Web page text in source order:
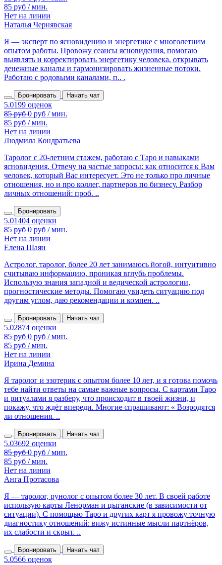
85 руб / мин.
Нет на линии
Наталья Чернявская
Я — эксперт по ясновидению и энергетике с многолетним
опытом работы. Провожу сеансы ясновидения, помогаю
выявлять и корректировать энергетику человека, открывать
денежные каналы и гармонизировать жизненные потоки.
Работаю с родовыми каналами, п.. .
Бронировать Начать чат
85 руб / мин.
Нет на линии
Людмила Кондратьева
Таролог с 20‑летним стажем, работаю с Таро и навыками
ясновидения. Отвечу на частые запросы: как относится к Вам
человек, который Вас интересует. Это не только про личные
отношения, но и про коллег, партнеров по бизнесу. Разбор
личных отношений: проб. ..
Бронировать
Нет на линии
Елена Шаян
Астролог, таролог, более 20 лет занимаюсь йогой, интуитивно
считываю информацию, проникая вглубь проблемы.
Использую знания западной и ведической астрологии,
прогностические методы. Помогаю увидеть ситуацию под
другим углом, даю рекомендации и компен. ..
Бронировать Начать чат
85 руб / мин.
Нет на линии
Ирина Демина
Я таролог и эзотерик с опытом более 10 лет, и я готова помочь
тебе найти ответы на самые важные вопросы. С картами Таро
и ритуалами я разберу, что происходит в твоей жизни, и
покажу, что ждёт впереди. Многие спрашивают: « Возродятся
ли отношения. ..
Бронировать Начать чат
85 руб / мин.
Нет на линии
Анга Протасова
Я — таролог, рунолог с опытом более 30 лет. В своей работе
использую карты Ленорман и цыганские (в зависимости от
ситуации). С помощью Таро и других карт я провожу точную
диагностику отношений: вижу истинные мысли партнёров,
их слабости и скрыт. ..
Бронировать Начать чат